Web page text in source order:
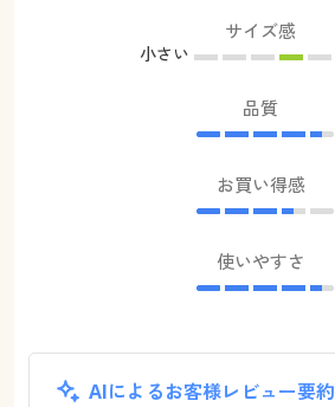
サイズ感
小さい
品質
お買い得感
使いやすさ
AIによるお客様レビュー要約